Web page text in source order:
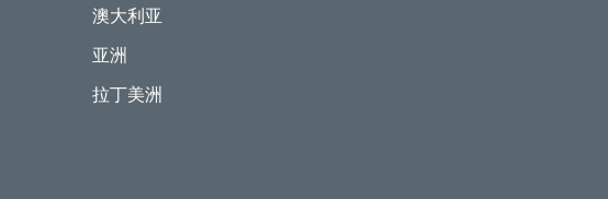
澳大利亚
亚洲
拉丁美洲